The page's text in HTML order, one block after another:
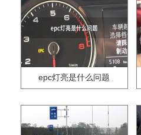
epc灯亮是什么问题